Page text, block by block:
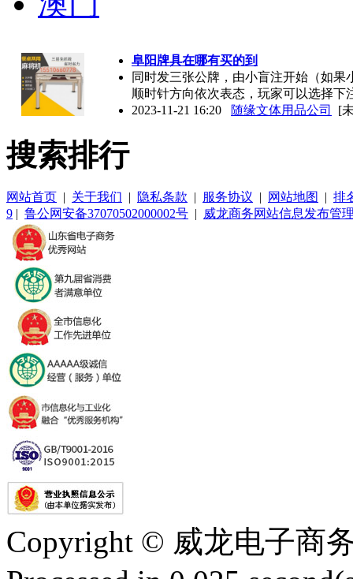
阜阳牌具在哪有买的到
同时发三张公牌，由小盲注开始（如
顺时针方向依次表态，玩家可以选择下
2023-11-21 16:20
随缘文体用品公司 [
搜索排行
网站首页 | 关于我们 | 隐私条款 | 服务协议 | 网站地图 | 排
9 | 鲁公网安备37070502000002号 | 威龙商务网站信息发布管
Copyright © 威龙电子商